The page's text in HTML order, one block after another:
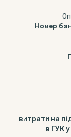
Номер
витрати на
в ГУК